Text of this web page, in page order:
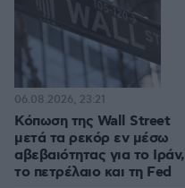
Κόπωση της Wall Street
μετά τα ρεκόρ εν μέσω
αβεβαιότητας για το Ιράν,
το πετρέλαιο και τη Fed
06.08.2026, 23:21